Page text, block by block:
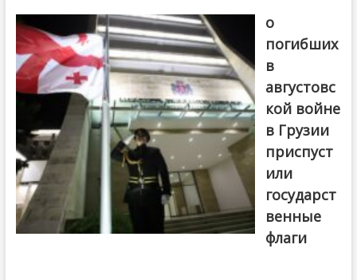
о
погибших
в
августовс
кой войне
в Грузии
приспуст
или
государст
венные
флаги